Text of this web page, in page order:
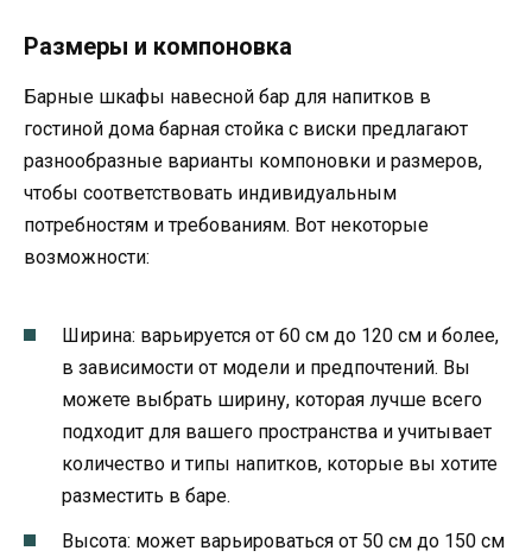
Размеры и компоновка
Барные шкафы навесной бар для напитков в
гостиной дома барная стойка с виски предлагают
разнообразные варианты компоновки и размеров,
чтобы соответствовать индивидуальным
потребностям и требованиям. Вот некоторые
возможности:
Ширина: варьируется от 60 см до 120 см и более,
в зависимости от модели и предпочтений. Вы
можете выбрать ширину, которая лучше всего
подходит для вашего пространства и учитывает
количество и типы напитков, которые вы хотите
разместить в баре.
Высота: может варьироваться от 50 см до 150 см